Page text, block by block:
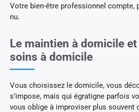
Votre bien-être professionnel compte,
nu.
Le maintien à domicile
soins à domicile
Vous choisissez le domicile, vous
s’impose, mais qui égratigne parfois
vous oblige à improviser plus souvent